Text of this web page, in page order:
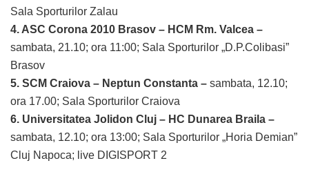
Sala Sporturilor Zalau
4. ASC Corona 2010 Brasov – HCM Rm. Valcea –
sambata, 21.10; ora 11:00; Sala Sporturilor „D.P.Colibasi”
Brasov
5. SCM Craiova – Neptun Constanta – sambata, 12.10;
ora 17.00; Sala Sporturilor Craiova
6. Universitatea Jolidon Cluj – HC Dunarea Braila –
sambata, 12.10; ora 13:00; Sala Sporturilor „Horia Demian”
Cluj Napoca; live DIGISPORT 2